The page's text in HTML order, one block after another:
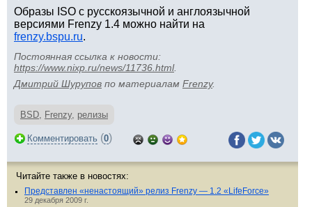
Образы ISO с русскоязычной и англоязычной
версиями Frenzy 1.4 можно найти на
frenzy.bspu.ru.
Постоянная ссылка к новости:
https://www.nixp.ru/news/11736.html.
Дмитрий Шурупов по материалам Frenzy.
BSD, Frenzy, релизы
Комментировать (0)
Читайте также в новостях:
Представлен «ненастоящий» релиз Frenzy — 1.2 «LifeForce»
29 декабря 2009 г.